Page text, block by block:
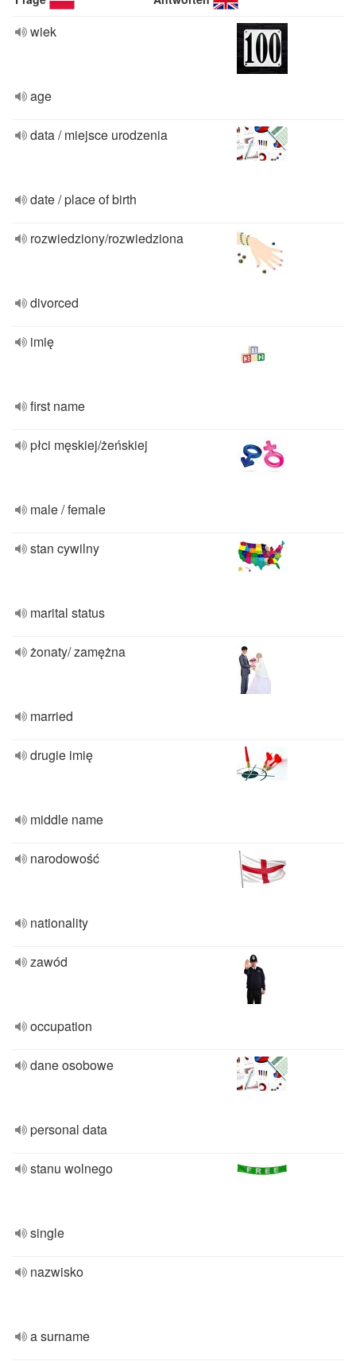
wiek
age
data / miejsce urodzenia
date / place of birth
rozwiedziony/rozwiedziona
divorced
imię
first name
płci męskiej/żeńskiej
male / female
stan cywilny
marital status
żonaty/ zamężna
married
drugie imię
middle name
narodowość
nationality
zawód
occupation
dane osobowe
personal data
stanu wolnego
single
nazwisko
a surname